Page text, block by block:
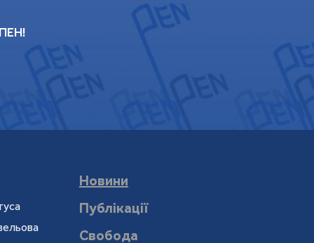
Новини
Публікації
Свобода